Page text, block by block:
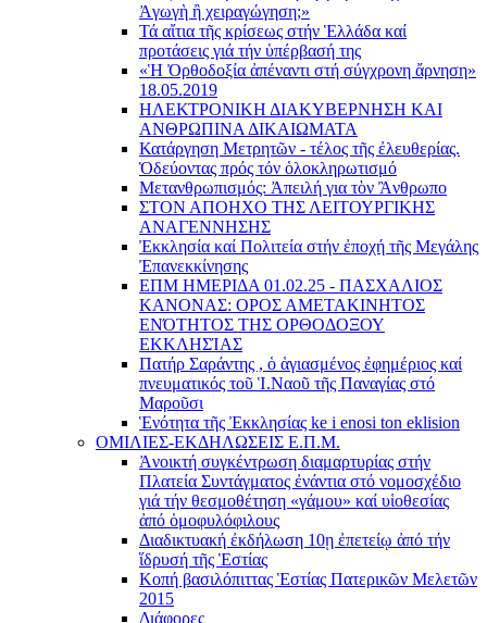
Ἀγωγὴ ἢ χειραγώγηση;»
Τά αἴτια τῆς κρίσεως στήν Ἑλλάδα καί
προτάσεις γιά τήν ὑπέρβασή της
«Ἡ Ὀρθοδοξία ἀπέναντι στή σύγχρονη ἄρνηση»
18.05.2019
ΗΛΕΚΤΡΟΝΙΚΗ ΔΙΑΚΥΒΕΡΝΗΣΗ ΚΑΙ
ΑΝΘΡΩΠΙΝΑ ΔΙΚΑΙΩΜΑΤΑ
Κατάργηση Μετρητῶν - τέλος τῆς ἐλευθερίας.
Ὁδεύοντας πρός τόν ὁλοκληρωτισμό
Μετανθρωπισμός: Ἀπειλή για τὸν Ἂνθρωπο
ΣΤΟΝ ΑΠΟΗΧΟ ΤΗΣ ΛΕΙΤΟΥΡΓΙΚΗΣ
ΑΝΑΓΕΝΝΗΣΗΣ
Ἐκκλησία καί Πολιτεία στήν ἐποχή τῆς Μεγάλης
Ἐπανεκκίνησης
ΕΠΜ ΗΜΕΡΙΔΑ 01.02.25 - ΠΑΣΧΑΛΙΟΣ
ΚΑΝΟΝΑΣ: ΟΡΟΣ ΑΜΕΤΑΚΙΝΗΤΟΣ
ΕΝΌΤΗΤΟΣ ΤΗΣ ΟΡΘΟΔΟΞΟΥ
ΕΚΚΛΗΣΊΑΣ
Πατήρ Σαράντης , ὁ ἁγιασμένος ἐφημέριος καί
πνευματικός τοῦ Ἱ.Ναοῦ τῆς Παναγίας στό
Μαροῦσι
Ἑνότητα τῆς Ἐκκλησίας ke i enosi ton eklision
ΟΜΙΛΙΕΣ-ΕΚΔΗΛΩΣΕΙΣ Ε.Π.Μ.
Ἀνοικτή συγκέντρωση διαμαρτυρίας στήν
Πλατεία Συντάγματος ἐνάντια στό νομοσχέδιο
γιά τήν θεσμοθέτηση «γάμου» καί υἱοθεσίας
ἀπό ὁμοφυλόφιλους
Διαδικτυακή ἐκδήλωση 10ῃ ἐπετείῳ ἀπό τήν
ἵδρυσή τῆς Ἑστίας
Κοπή βασιλόπιττας Ἑστίας Πατερικῶν Μελετῶν
2015
Διάφορες